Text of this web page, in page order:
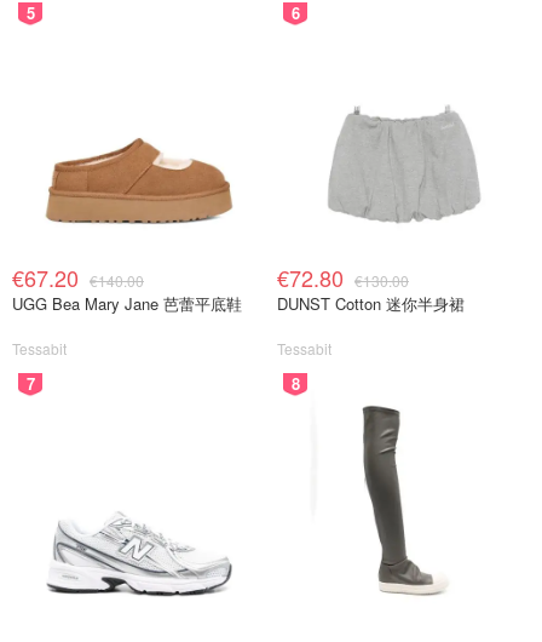
5
€67.20 €140.00
UGG Bea Mary Jane 芭蕾平底鞋
Tessabit
6
€72.80 €130.00
DUNST Cotton 迷你半身裙
Tessabit
7 8